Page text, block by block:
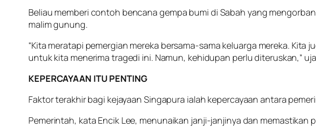
Beliau memberi contoh bencana gempa bumi di Sabah yang
malim gunung.
“Kita meratapi pemergian mereka bersama-sama keluarga mereka. Kita
untuk kita menerima tragedi ini. Namun, kehidupan perlu diteruskan,”
KEPERCAYAAN ITU PENTING
Faktor terakhir bagi kejayaan Singapura ialah kepercayaan antara
Pemerintah, kata Encik Lee, menunaikan janji-janjinya dan